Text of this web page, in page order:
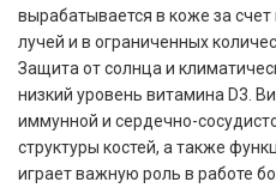
вырабатывается в коже за
лучей и в ограниченных
Защита от солнца и
низкий уровень витамина D3.
иммунной и сердечно-
структуры костей, а также
играет важную роль в работе